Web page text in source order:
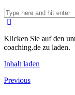
Klicken Sie auf den
coaching.de zu laden.
Inhalt laden
Previous